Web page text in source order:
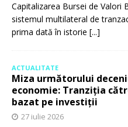
Capitalizarea Bursei de Valori
sistemul multilateral de
prima dată în istorie [...]
ACTUALITATE
Miza următorului
economie: Tranziția
bazat pe investiții
27 iulie 2026